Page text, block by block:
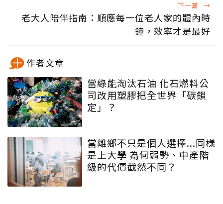
下一篇 →
老大人陪伴指南：順應每一位老人家的體內時
鐘，效率才是最好
作者文章
當綠能淘汰石油 化石燃料公
司改用塑膠把全世界「碳鎖
定」？
當離鄉不只是個人選擇...同樣
是上大學 為何弱勢、中產階
級的代價截然不同？